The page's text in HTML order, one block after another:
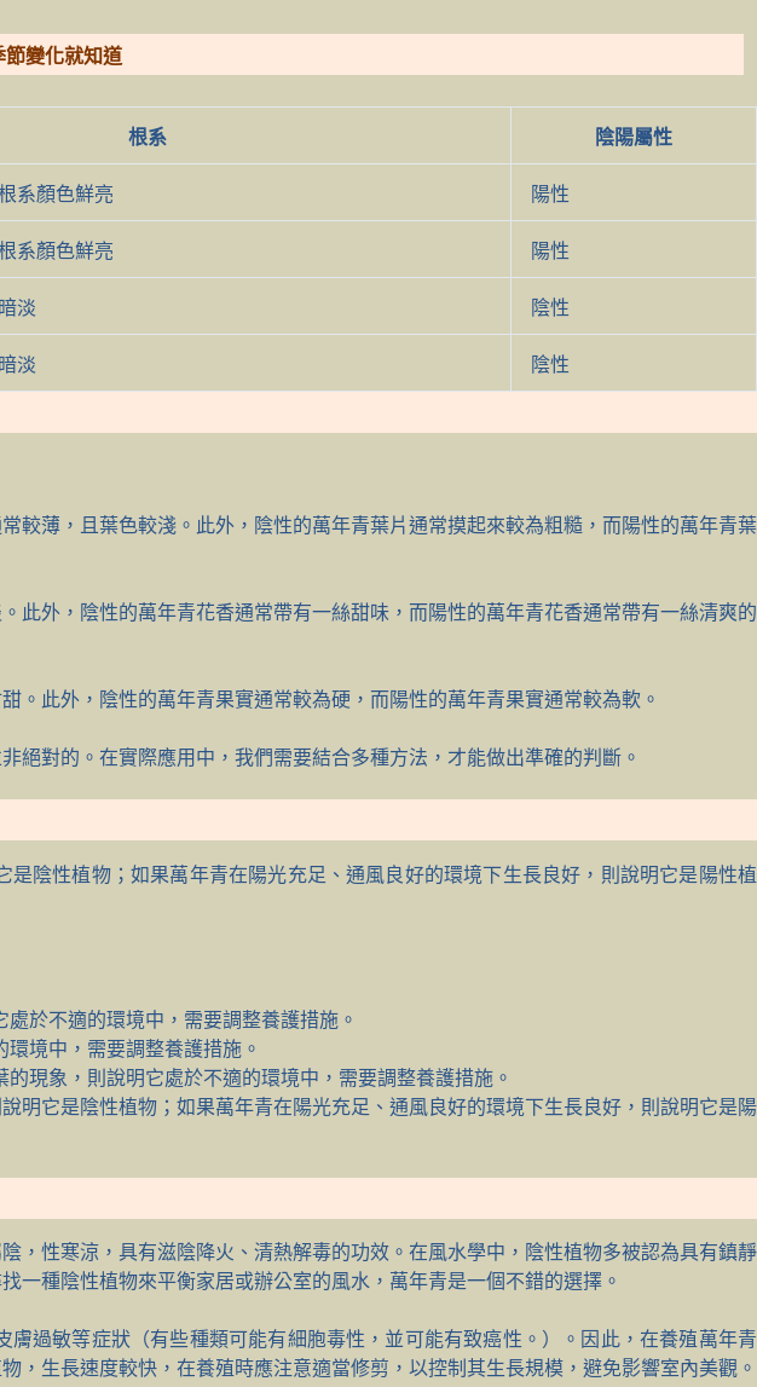
節變化就知道
根系 陰陽屬性
系顏色鮮亮 陽性
系顏色鮮亮 陽性
淡 陰性
淡 陰性
較薄，且葉色較淺。此外，陰性的萬年青葉片通常摸起來較為粗糙，而陽性的萬年青葉
外，陰性的萬年青花香通常帶有一絲甜味，而陽性的萬年青花香通常帶有一絲清爽的
此外，陰性的萬年青果實通常較為硬，而陽性的萬年青果實通常較為軟。
對的。在實際應用中，我們需要結合多種方法，才能做出準確的判斷。
陰性植物；如果萬年青在陽光充足、通風良好的環境下生長良好，則說明它是陽性植
於不適的環境中，需要調整養護措施。
境中，需要調整養護措施。
現象，則說明它處於不適的環境中，需要調整養護措施。
明它是陰性植物；如果萬年青在陽光充足、通風良好的環境下生長良好，則說明它是陽
，性寒涼，具有滋陰降火、清熱解毒的功效。在風水學中，陰性植物多被認為具有鎮靜
一種陰性植物來平衡家居或辦公室的風水，萬年青是一個不錯的選擇。
過敏等症狀（有些種類可能有細胞毒性，並可能有致癌性。）。因此，在養殖萬年青
生長速度較快，在養殖時應注意適當修剪，以控制其生長規模，避免影響室內美觀。